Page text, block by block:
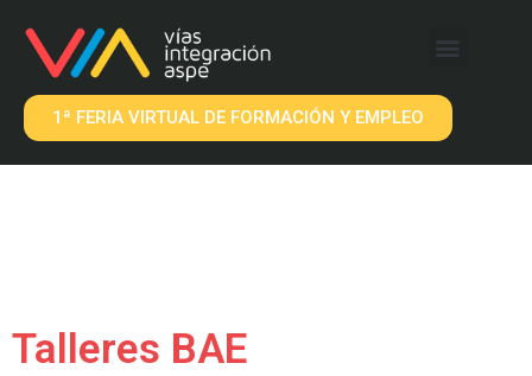
1ª FERIA VIRTUAL DE FORMACIÓN Y EMPLEO
Talleres BAE